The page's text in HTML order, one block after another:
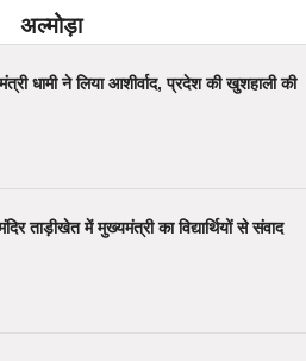
अल्मोड़ा
धामी ने लिया आशीर्वाद, प्रदेश की खुशहाली की
ताड़ीखेत में मुख्यमंत्री का विद्यार्थियों से संवाद